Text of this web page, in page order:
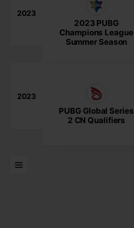
2023
2023 PUBG
Champions League
Summer Season
2023
PUBG Global Series
2 CN Qualifiers